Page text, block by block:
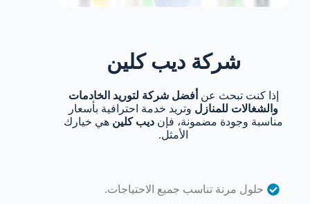
شركة ديب كلين
إذا كنت تبحث عن أفضل شركة لتوريد الخادمات
والشغالات للمنازل وتريد خدمة احترافية بأسعار
مناسبة وجودة مضمونة، فإن ديب كلين هي خيارك
الأمثل.
حلول مرنة تناسب جميع الاحتياجات.